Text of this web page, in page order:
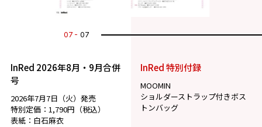
07 07
InRed 2026年8月・9月合併
号
2026年7月7日（火）発売
特別定価：1,790円（税込）
表紙：白石麻衣
InRed 特別付録
MOOMIN
ショルダーストラップ付きボス
トンバッグ